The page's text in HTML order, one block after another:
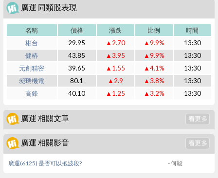
廣運 同類股表現
名稱 價格 漲跌 比例
時間
彬台
29.95 ▲2.70 ▲9.9%
13:30
健椿
43.85 ▲3.95 ▲9.9%
13:30
元創精密
39.65 ▲1.55 ▲4.1%
13:30
昶瑞機電
80.1 ▲2.9 ▲3.8%
13:30
高鋒
40.10 ▲1.25 ▲3.2% 13:30
廣運 相關文章
廣運 相關影音
- 何毅
廣運(6125) 是否可以抱波段?